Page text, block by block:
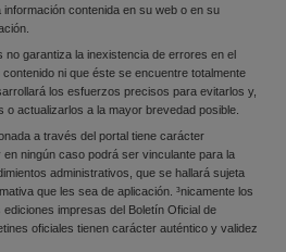
contenida en su web o en su
no garantiza la inexistencia de errores en el
ni que éste se encuentre totalmente
los esfuerzos precisos para evitarlos y,
o actualizarlos a la mayor brevedad posible.
a través del portal tiene carácter
ningún caso podrá ser vinculante para la
administrativos, que se hallará sujeta
que les sea de aplicación. ³nicamente los
impresas del Boletín Oficial de
oficiales tienen carácter auténtico y validez